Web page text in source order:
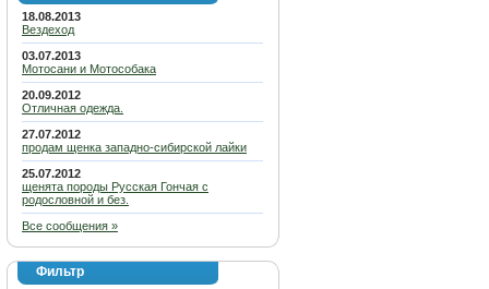
18.08.2013
Вездеход
03.07.2013
Мотосани и Мотособака
20.09.2012
Отличная одежда.
27.07.2012
продам щенка западно-сибирской лайки
25.07.2012
щенята породы Русская Гончая с
родословной и без.
Все сообщения »
Фильтр